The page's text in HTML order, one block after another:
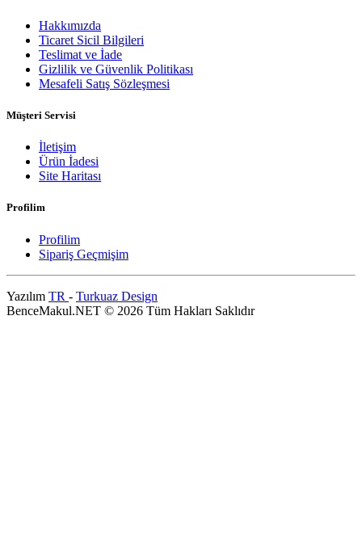
Hakkımızda
Ticaret Sicil Bilgileri
Teslimat ve İade
Gizlilik ve Güvenlik Politikası
Mesafeli Satış Sözleşmesi
Müşteri Servisi
İletişim
Ürün İadesi
Site Haritası
Profilim
Profilim
Sipariş Geçmişim
Yazılım TR - Turkuaz Design
BenceMakul.NET © 2026 Tüm Hakları Saklıdır